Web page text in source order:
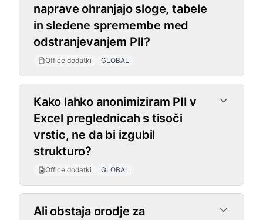
naprave ohranjajo sloge, tabele
in sledene spremembe med
odstranjevanjem PII?
Office dodatki GLOBAL
Kako lahko anonimiziram PII v
Excel preglednicah s tisoči
vrstic, ne da bi izgubil
strukturo?
Office dodatki GLOBAL
Namizna aplikacija
Ali obstaja orodje za